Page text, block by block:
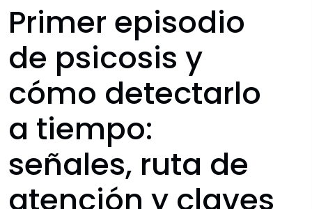
Primer episodio
de psicosis y
cómo detectarlo
a tiempo:
señales, ruta de
atención y claves